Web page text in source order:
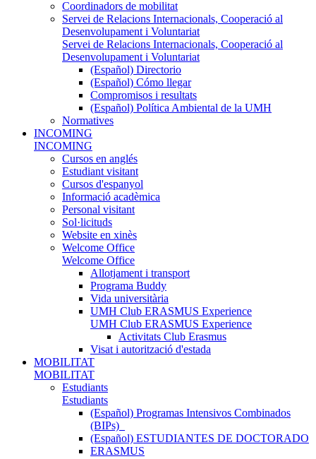
Coordinadors de mobilitat
Servei de Relacions Internacionals, Cooperació al
Desenvolupament i Voluntariat
Servei de Relacions Internacionals, Cooperació al
Desenvolupament i Voluntariat
(Español) Directorio
(Español) Cómo llegar
Compromisos i resultats
(Español) Política Ambiental de la UMH
Normatives
INCOMING
INCOMING
Cursos en anglés
Estudiant visitant
Cursos d'espanyol
Informació acadèmica
Personal visitant
Sol·licituds
Website en xinès
Welcome Office
Welcome Office
Allotjament i transport
Programa Buddy
Vida universitària
UMH Club ERASMUS Experience
UMH Club ERASMUS Experience
Activitats Club Erasmus
Visat i autorització d'estada
MOBILITAT
MOBILITAT
Estudiants
Estudiants
(Español) Programas Intensivos Combinados
(BIPs)_
(Español) ESTUDIANTES DE DOCTORADO
ERASMUS